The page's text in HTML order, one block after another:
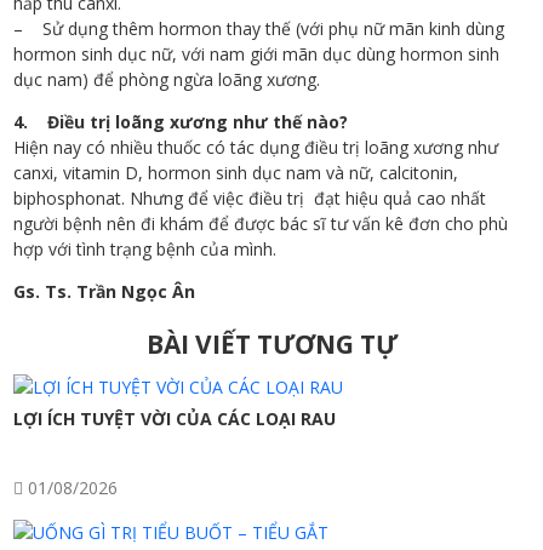
– Sử dụng thêm hormon thay thế (với phụ nữ mãn kinh dùng
hormon sinh dục nữ, với nam giới mãn dục dùng hormon sinh
dục nam) để phòng ngừa loãng xương.
4. Điều trị loãng xương như thế nào?
Hiện nay có nhiều thuốc có tác dụng điều trị loãng xương như
canxi, vitamin D, hormon sinh dục nam và nữ, calcitonin,
biphosphonat. Nhưng để việc điều trị đạt hiệu quả cao nhất
người bệnh nên đi khám để được bác sĩ tư vấn kê đơn cho phù
hợp với tình trạng bệnh của mình.
Gs. Ts. Trần Ngọc Ân
hướng
bài
viết
BÀI VIẾT TƯƠNG TỰ
LỢI ÍCH TUYỆT VỜI CỦA CÁC LOẠI RAU
01/08/2026